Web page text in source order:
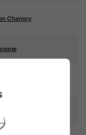
Champy